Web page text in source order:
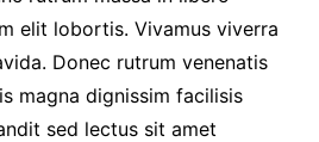
elit lobortis. Vivamus viverra
Donec rutrum venenatis
magna dignissim facilisis
sed lectus sit amet